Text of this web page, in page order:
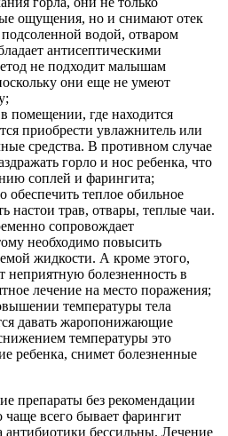
ощущения, но и снимают отек
водой, отваром
антисептическими
не подходит малышам
они еще не умеют
помещении, где находится
приобрести увлажнитель или
средства. В противном случае
горло и нос ребенка, что
соплей и фарингита;
обеспечить теплое обильное
настои трав, отвары, теплые чаи.
сопровождает
необходимо повысить
жидкости. А кроме этого,
неприятную болезненность в
лечение на место поражения;
температуры тела
давать жаропонижающие
температуры это
ребенка, снимет болезненные
препараты без рекомендации
чаще всего бывает фарингит
антибиотики бессильны. Лечение